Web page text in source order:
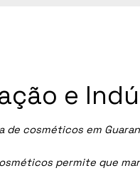
de cosméticos em
permite que
e